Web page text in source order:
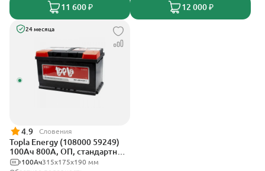
11 600 ₽ 12 000 ₽
24 месяца
4.9 Словения
Topla Energy (108000 59249)
100Ач 800А, ОП, стандартные
клеммы315x175x190 мм
100Ач